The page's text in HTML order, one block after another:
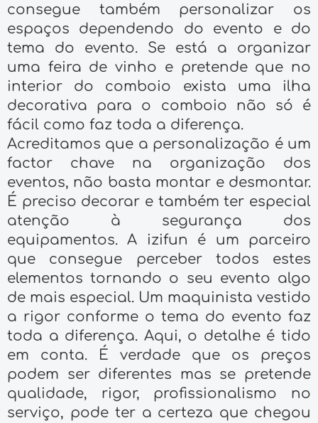
consegue também personalizar os
espaços dependendo do evento e do
tema do evento. Se está a organizar
uma feira de vinho e pretende que no
interior do comboio exista uma ilha
decorativa para o comboio não só é
fácil como faz toda a diferença.
Acreditamos que a personalização é um
factor chave na organização dos
eventos, não basta montar e desmontar.
É preciso decorar e também ter especial
atenção à segurança dos
equipamentos. A izifun é um parceiro
que consegue perceber todos estes
elementos tornando o seu evento algo
de mais especial. Um maquinista vestido
a rigor conforme o tema do evento faz
toda a diferença. Aqui, o detalhe é tido
em conta. É verdade que os preços
podem ser diferentes mas se pretende
qualidade, rigor, profissionalismo no
serviço, pode ter a certeza que chegou